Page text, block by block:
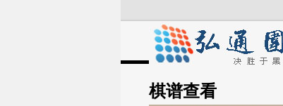
棋谱查看